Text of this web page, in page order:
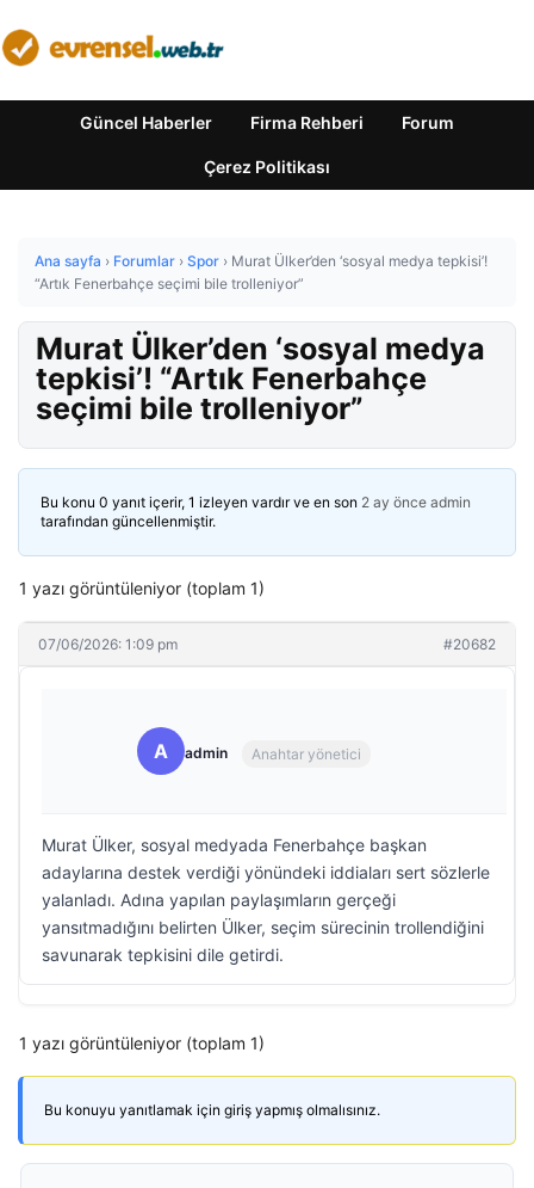
Güncel Haberler Firma Rehberi Forum
Çerez Politikası
Ana sayfa › Forumlar › Spor › Murat Ülker’den ‘sosyal medya tepkisi’!
“Artık Fenerbahçe seçimi bile trolleniyor”
Murat Ülker’den ‘sosyal medya
tepkisi’! “Artık Fenerbahçe
seçimi bile trolleniyor”
Bu konu 0 yanıt içerir, 1 izleyen vardır ve en son 2 ay önce admin
tarafından güncellenmiştir.
1 yazı görüntüleniyor (toplam 1)
07/06/2026: 1:09 pm #20682
A admin Anahtar yönetici
Murat Ülker, sosyal medyada Fenerbahçe başkan
adaylarına destek verdiği yönündeki iddiaları sert sözlerle
yalanladı. Adına yapılan paylaşımların gerçeği
yansıtmadığını belirten Ülker, seçim sürecinin trollendiğini
savunarak tepkisini dile getirdi.
1 yazı görüntüleniyor (toplam 1)
Bu konuyu yanıtlamak için giriş yapmış olmalısınız.